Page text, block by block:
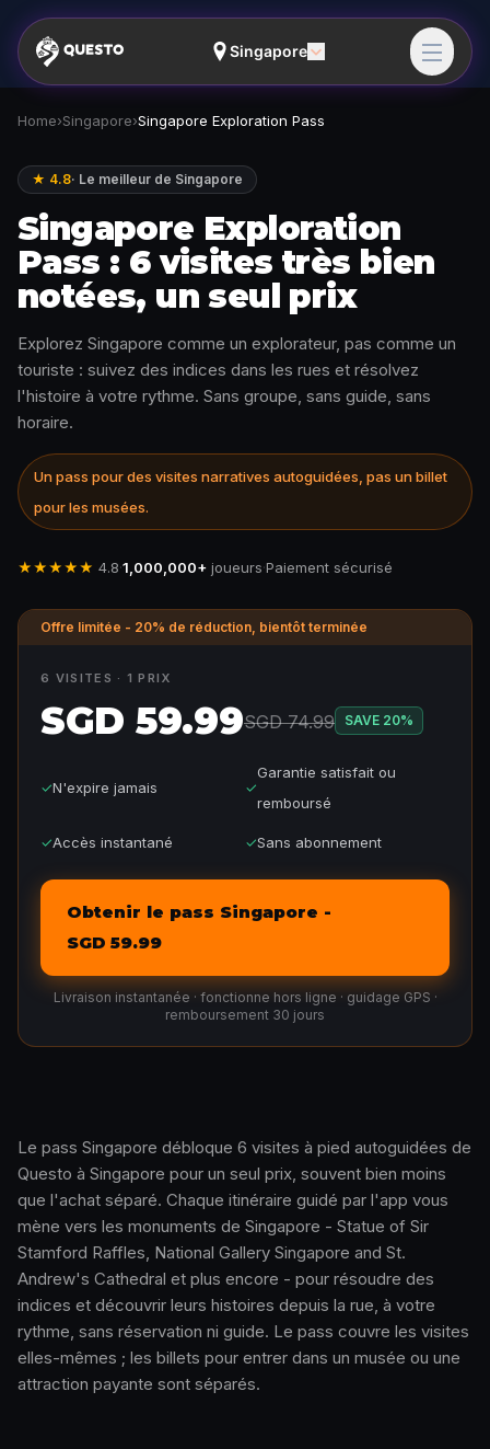
Singapore
Home›Singapore›Singapore Exploration Pass
★ 4.8· Le meilleur de Singapore
Singapore Exploration
Pass : 6 visites très bien
notées, un seul prix
Explorez Singapore comme un explorateur, pas comme un
touriste : suivez des indices dans les rues et résolvez
l'histoire à votre rythme. Sans groupe, sans guide, sans
horaire.
Un pass pour des visites narratives autoguidées, pas un billet
pour les musées.
★★★★★ 4.8·1,000,000+ joueurs·Paiement sécurisé
Offre limitée - 20% de réduction, bientôt terminée
6 VISITES · 1 PRIX
SGD 59.99SGD 74.99 SAVE 20%
✓N'expire jamais ✓
Garantie satisfait ou
remboursé
✓Accès instantané ✓Sans abonnement
Obtenir le pass Singapore -
SGD 59.99
Livraison instantanée · fonctionne hors ligne · guidage GPS ·
remboursement 30 jours
Le pass Singapore débloque 6 visites à pied autoguidées de
Questo à Singapore pour un seul prix, souvent bien moins
que l'achat séparé. Chaque itinéraire guidé par l'app vous
mène vers les monuments de Singapore - Statue of Sir
Stamford Raffles, National Gallery Singapore and St.
Andrew's Cathedral et plus encore - pour résoudre des
indices et découvrir leurs histoires depuis la rue, à votre
rythme, sans réservation ni guide. Le pass couvre les visites
elles-mêmes ; les billets pour entrer dans un musée ou une
attraction payante sont séparés.